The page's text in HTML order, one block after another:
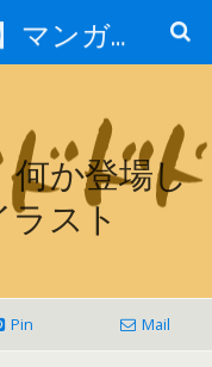
【無料・商用可能】マンガ素材 イラレ用epsとpng画像素材集
何か登場し
スト
Pin Mail